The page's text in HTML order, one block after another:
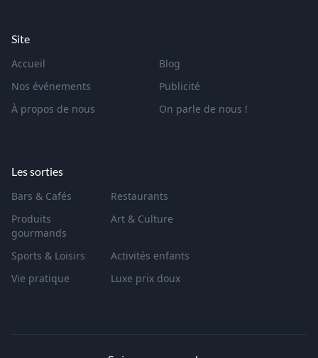
Site
Accueil
Blog
Nos événements
Publicité
À propos de nous
On parle de nous !
Les sorties
Bars & Cafés
Restaurants
Produits
gourmands
Art & Culture
Sports & Loisirs
Activités enfants
Vie pratique
Luxe prix doux